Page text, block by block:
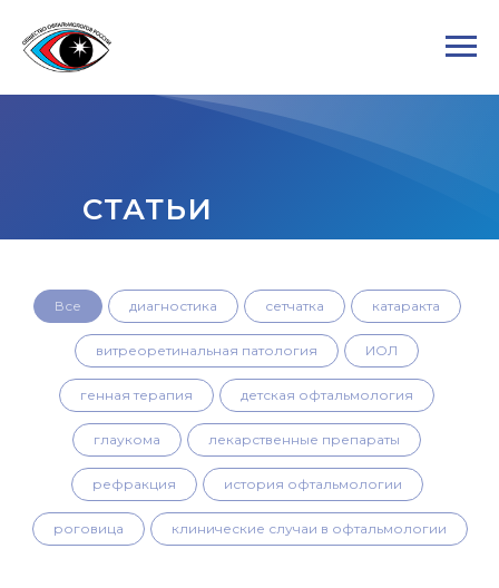
СТАТЬИ
Все диагностика сетчатка катаракта
витреоретинальная патология ИОЛ
генная терапия детская офтальмология
глаукома лекарственные препараты
рефракция история офтальмологии
роговица клинические случаи в офтальмологии